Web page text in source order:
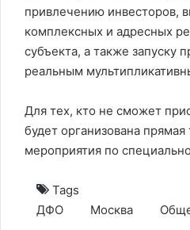
привлечению инвесторов,
комплексных и адресных
субъекта, а также запуску
реальным
Для тех, кто не сможет
будет организована прямая
мероприятия по
Tags
ДФО
Москва